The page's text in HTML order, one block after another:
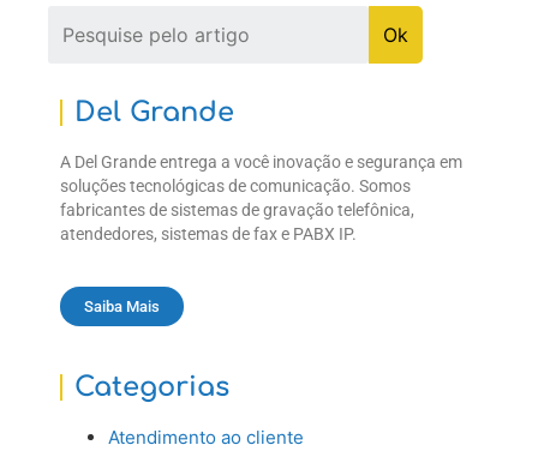
Del Grande
A Del Grande entrega a você inovação e segurança em
soluções tecnológicas de comunicação. Somos
fabricantes de sistemas de gravação telefônica,
atendedores, sistemas de fax e PABX IP.
Saiba Mais
Categorias
Atendimento ao cliente